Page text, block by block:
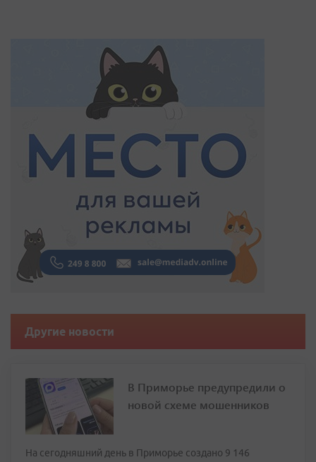
Другие новости
В Приморье предупредили о
новой схеме мошенников
На сегодняшний день в Приморье создано 9 146